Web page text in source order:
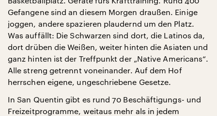
Gefangene sind an diesem Morgen draußen. Einige
joggen, andere spazieren plaudernd um den Platz.
Was auffällt: Die Schwarzen sind dort, die Latinos da,
dort drüben die Weißen, weiter hinten die Asiaten und
ganz hinten ist der Treffpunkt der „Native Americans“.
Alle streng getrennt voneinander. Auf dem Hof
herrschen eigene, ungeschriebene Gesetze.
In San Quentin gibt es rund 70 Beschäftigungs- und
Freizeitprogramme, weitaus mehr als in jedem